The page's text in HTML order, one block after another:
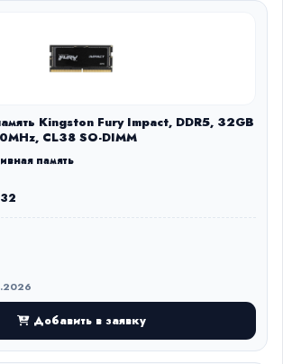
Kingston Fury Impact, DDR5, 32GB
CL38 SO-DIMM
память
Добавить в заявку